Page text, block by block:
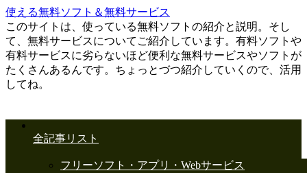
使える無料ソフト＆無料サービス
このサイトは、使っている無料ソフトの紹介と説明。そし
て、無料サービスについてご紹介しています。有料ソフトや
有料サービスに劣らないほど便利な無料サービスやソフトが
たくさんあるんです。ちょっとづつ紹介していくので、活用
してね。
全記事リスト
フリーソフト・アプリ・Webサービス